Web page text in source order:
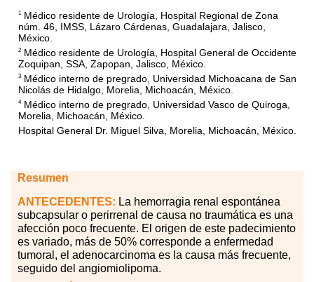
1 Médico residente de Urología, Hospital Regional de Zona
núm. 46, IMSS, Lázaro Cárdenas, Guadalajara, Jalisco,
México.
2 Médico residente de Urología, Hospital General de Occidente
Zoquipan, SSA, Zapopan, Jalisco, México.
3 Médico interno de pregrado, Universidad Michoacana de San
Nicolás de Hidalgo, Morelia, Michoacán, México.
4Médico interno de pregrado, Universidad Vasco de Quiroga,
Morelia, Michoacán, México.
Hospital General Dr. Miguel Silva, Morelia, Michoacán, México.
Resumen
ANTECEDENTES: La hemorragia renal espontánea
subcapsular o perirrenal de causa no traumática es una
afección poco frecuente. El origen de este padecimiento
es variado, más de 50% corresponde a enfermedad
tumoral, el adenocarcinoma es la causa más frecuente,
seguido del angiomiolipoma.